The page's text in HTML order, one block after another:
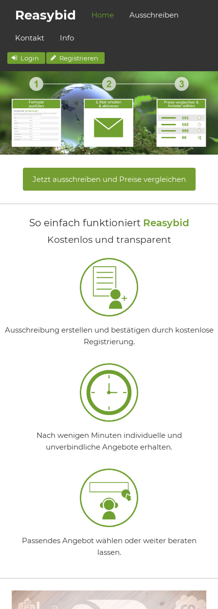
Reasybid Home Ausschreiben
Kontakt Info
Login Registrieren
Jetzt ausschreiben und Preise vergleichen
So einfach funktioniert Reasybid
Kostenlos und transparent
Ausschreibung erstellen und bestätigen durch kostenlose
Registrierung.
Nach wenigen Minuten individuelle und
unverbindliche Angebote erhalten.
Passendes Angebot wählen oder weiter beraten
lassen.